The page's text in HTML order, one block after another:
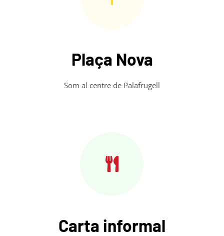
Plaça Nova
Som al centre de Palafrugell
Carta informal